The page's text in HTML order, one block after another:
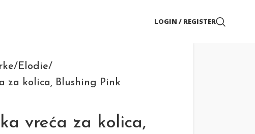
LOGIN / REGISTER
Elodie
za kolica, Blushing Pink
vreća za kolica,